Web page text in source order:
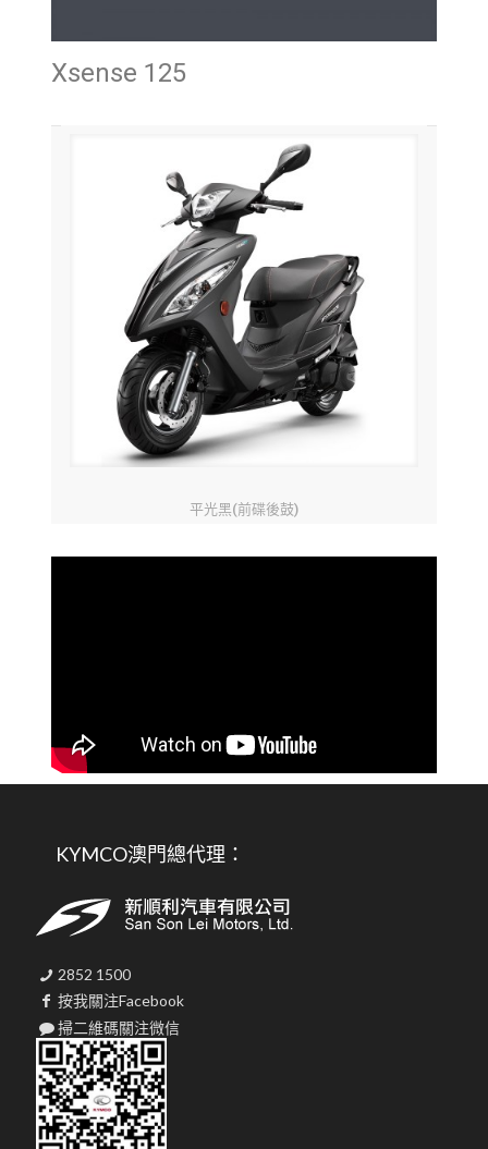
Xsense 125
平光黑(前碟後鼓)
KYMCO澳門總代理：
2852 1500
按我關注Facebook
掃二維碼關注微信